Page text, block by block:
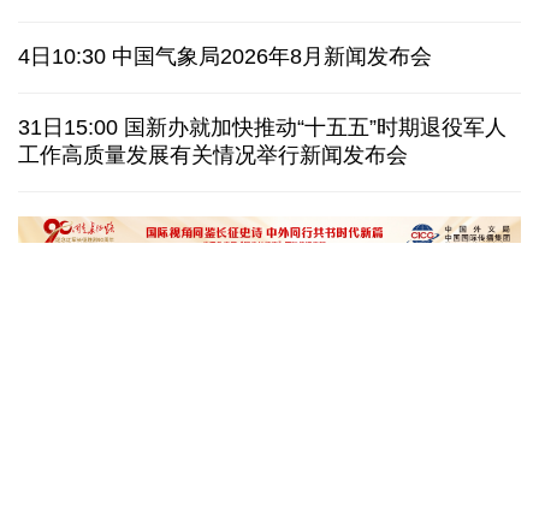
特朗普再签行政令 禁止“生育旅游”收紧“出生公民权”
伊朗拟禁止敌对方通行霍尔木兹海峡 对违规者重罚
4日10:30 中国气象局2026年8月新闻发布会
31日15:00 国新办就加快推动“十五五”时期退役军人
工作高质量发展有关情况举行新闻发布会